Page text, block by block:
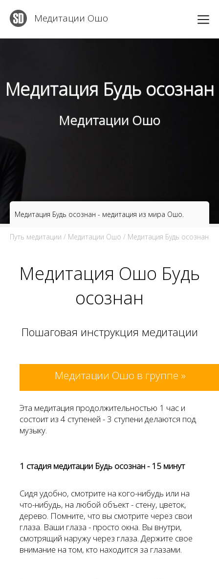
Медитации Ошо
Медитация Будь осознан
Медитации Ошо
Медитация Будь осознан - медитация из мира Ошо.
Путь медитации / Медитации Ошо / Медитация Будь осознан
Медитация Ошо Будь
осознан
Пошаговая инструкция медитации
Медитации Ошо в группе »
Эта медитация продолжительностью 1 час и
состоит из 4 ступеней - 3 ступени делаются под
музыку.
1 стадия медитации Будь осознан - 15 минут
Сидя удобно, смотрите на кого-нибудь или на
что-нибудь, на любой объект - стену, цветок,
дерево. Помните, что вы смотрите через свои
глаза. Ваши глаза - просто окна. Вы внутри,
смотрящий наружу через глаза. Держите свое
внимание на том, кто находится за глазами.